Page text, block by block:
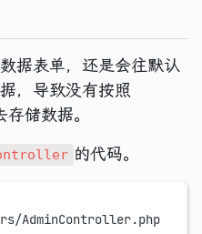
据表单，还是会往默认
，导致没有按照
储数据。
的代码。
AdminController.php